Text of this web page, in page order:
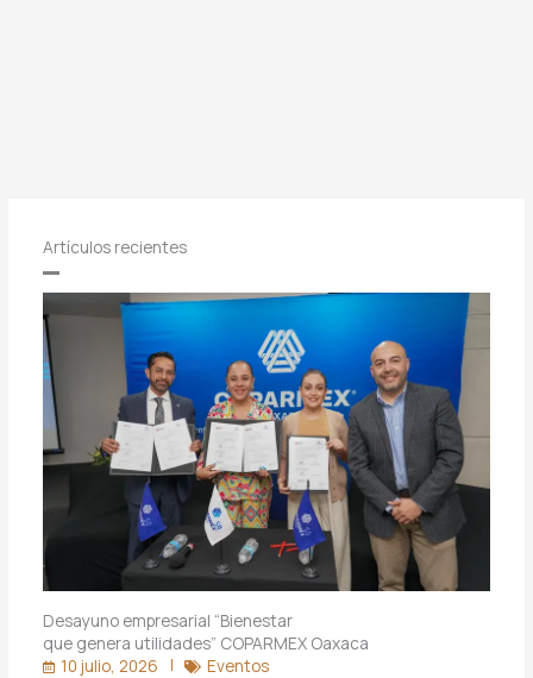
Artículos recientes
Desayuno empresarial “Bienestar
que genera utilidades” COPARMEX Oaxaca
10 julio, 2026
Eventos